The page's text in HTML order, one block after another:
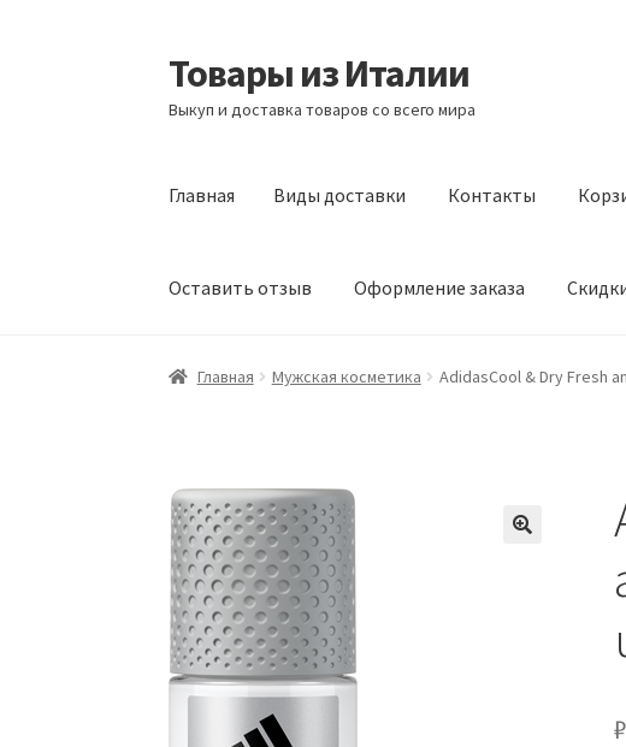
Перейти
к
навигации
Перейти
к
содержимому
Товары из Италии
Выкуп и доставка товаров со всего мира
Главная Виды доставки Контакты
Оставить отзыв Оформление заказа
Главная Виды доставки Контакты Корзина Магазин
Главная Мужская косметика AdidasCool & Dry Fresh
₽